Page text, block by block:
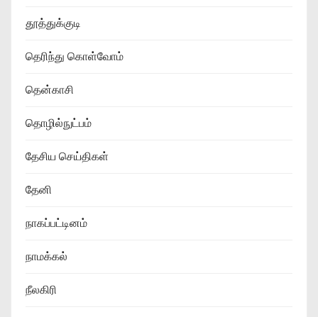
தூத்துக்குடி
தெரிந்து கொள்வோம்
தென்காசி
தொழில்நுட்பம்
தேசிய செய்திகள்
தேனி
நாகப்பட்டினம்
நாமக்கல்
நீலகிரி